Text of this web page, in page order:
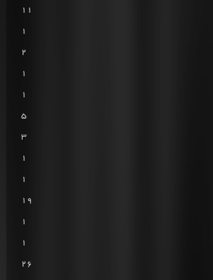
11
1
2
1
1
5
3
1
1
19
1
1
26